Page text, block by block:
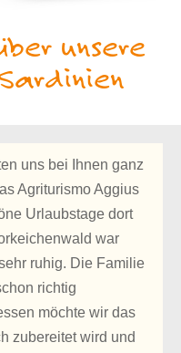
unsere
uns bei Ihnen ganz
Agriturismo Aggius
Urlaubstage dort
war
ruhig. Die Familie
richtig
möchte wir das
zubereitet wird und